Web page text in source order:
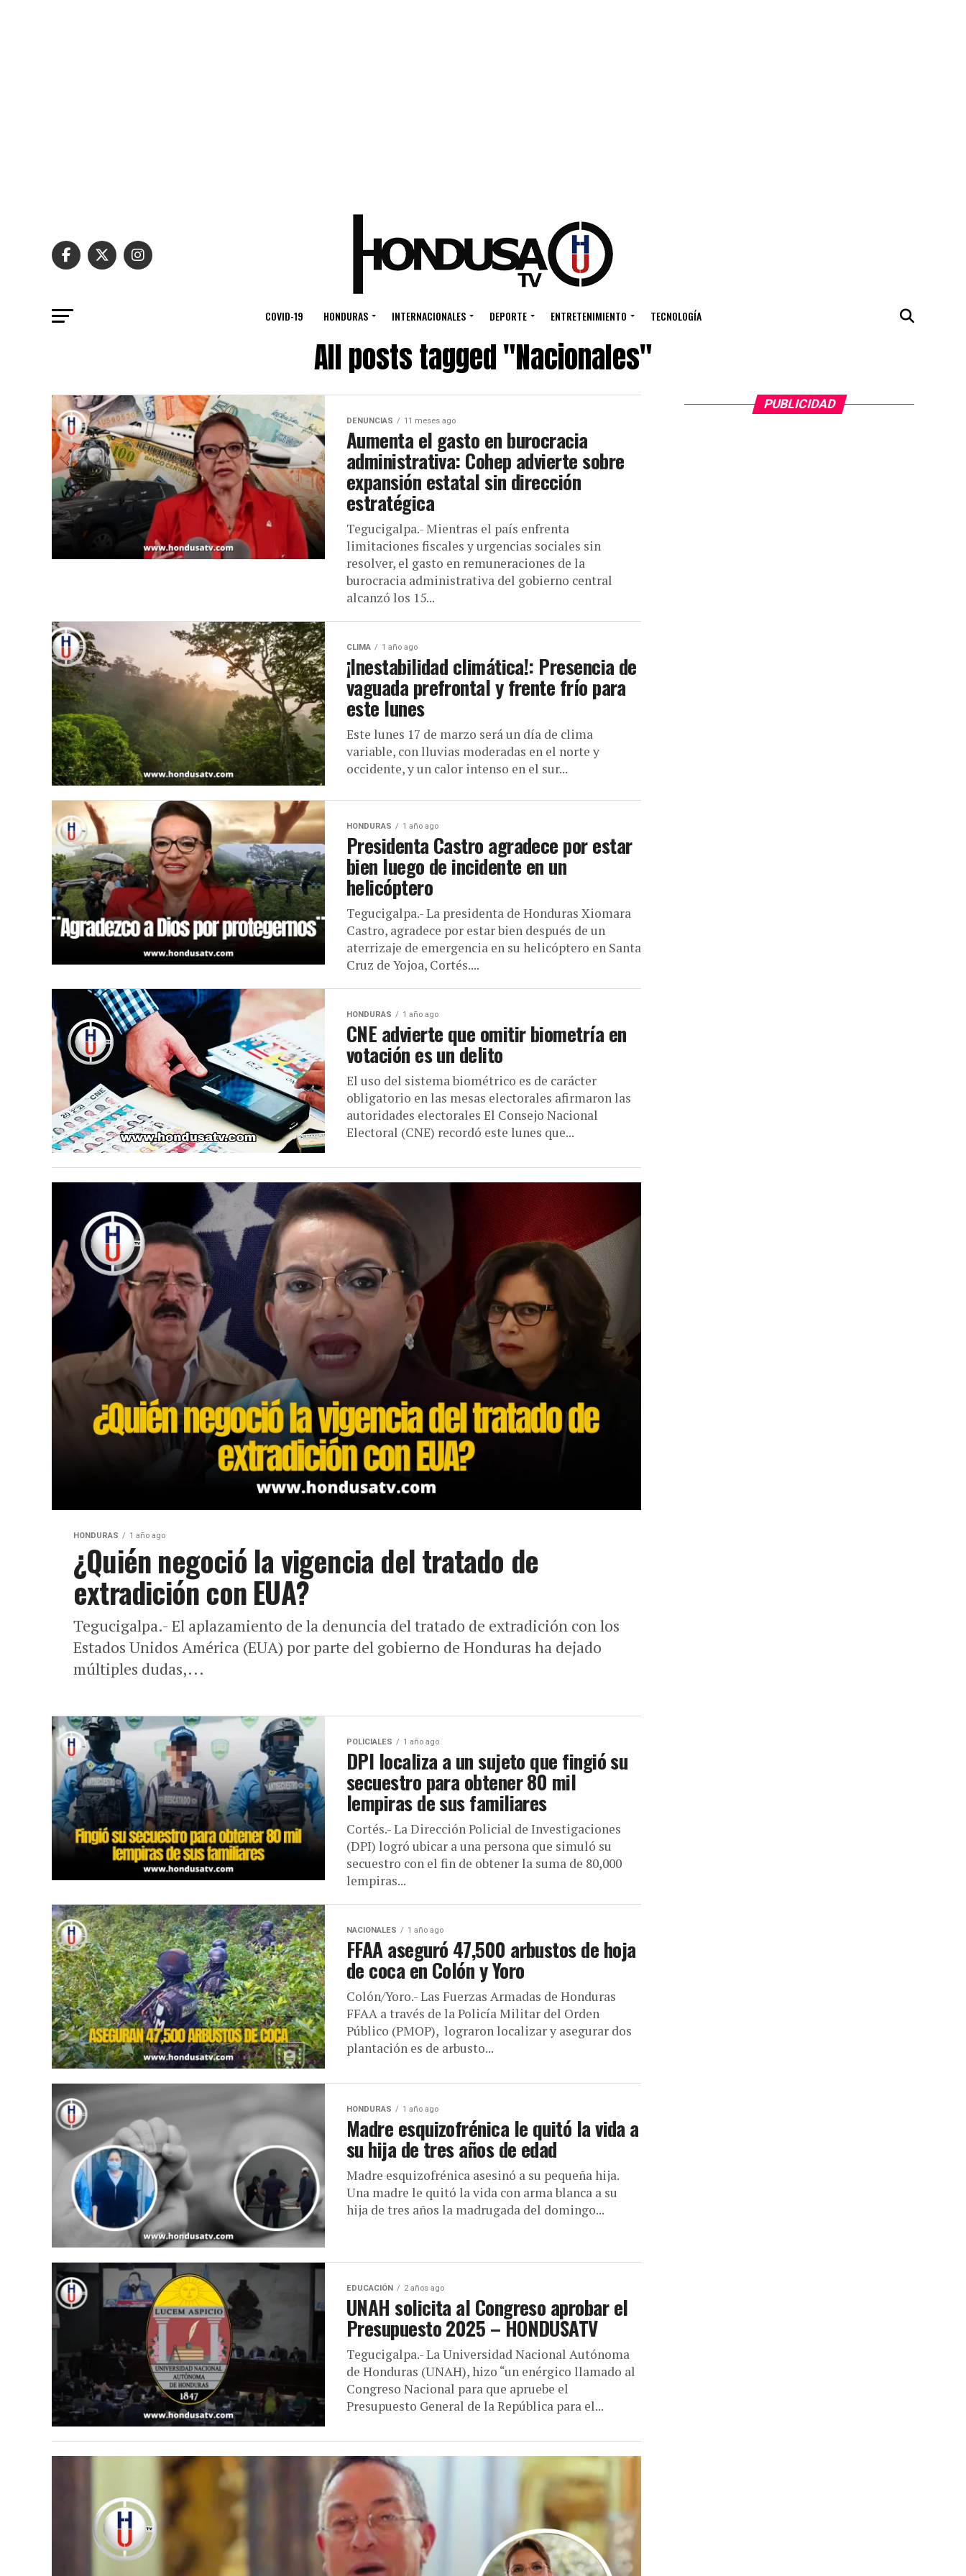
COVID-19 HONDURAS INTERNACIONALES DEPORTE ENTRETENIMIENTO TECNOLOGÍA
All posts tagged "Nacionales"
DENUNCIAS 11 meses ago
Aumenta el gasto en burocracia
administrativa: Cohep advierte sobre
expansión estatal sin dirección
estratégica
Tegucigalpa.- Mientras el país enfrenta
limitaciones fiscales y urgencias sociales sin
resolver, el gasto en remuneraciones de la
burocracia administrativa del gobierno central
alcanzó los 15...
CLIMA 1 año ago
¡Inestabilidad climática!: Presencia de
vaguada prefrontal y frente frío para
este lunes
Este lunes 17 de marzo será un día de clima
variable, con lluvias moderadas en el norte y
occidente, y un calor intenso en el sur...
HONDURAS 1 año ago
Presidenta Castro agradece por estar
bien luego de incidente en un
helicóptero
Tegucigalpa.- La presidenta de Honduras Xiomara
Castro, agradece por estar bien después de un
aterrizaje de emergencia en su helicóptero en Santa
Cruz de Yojoa, Cortés....
HONDURAS 1 año ago
CNE advierte que omitir biometría en
votación es un delito
El uso del sistema biométrico es de carácter
obligatorio en las mesas electorales afirmaron las
autoridades electorales El Consejo Nacional
Electoral (CNE) recordó este lunes que...
HONDURAS 1 año ago
¿Quién negoció la vigencia del tratado de
extradición con EUA?
Tegucigalpa.- El aplazamiento de la denuncia del tratado de extradición con los
Estados Unidos América (EUA) por parte del gobierno de Honduras ha dejado
múltiples dudas,...
POLICIALES 1 año ago
DPI localiza a un sujeto que fingió su
secuestro para obtener 80 mil
lempiras de sus familiares
Cortés.- La Dirección Policial de Investigaciones
(DPI) logró ubicar a una persona que simuló su
secuestro con el fin de obtener la suma de 80,000
lempiras...
NACIONALES 1 año ago
FFAA aseguró 47,500 arbustos de hoja
de coca en Colón y Yoro
Colón/Yoro.- Las Fuerzas Armadas de Honduras
FFAA a través de la Policía Militar del Orden
Público (PMOP), lograron localizar y asegurar dos
plantación es de arbusto...
HONDURAS 1 año ago
Madre esquizofrénica le quitó la vida a
su hija de tres años de edad
Madre esquizofrénica asesinó a su pequeña hija.
Una madre le quitó la vida con arma blanca a su
hija de tres años la madrugada del domingo...
EDUCACIÓN 2 años ago
UNAH solicita al Congreso aprobar el
Presupuesto 2025 – HONDUSATV
Tegucigalpa.- La Universidad Nacional Autónoma
de Honduras (UNAH), hizo “un enérgico llamado al
Congreso Nacional para que apruebe el
Presupuesto General de la República para el...
PUBLICIDAD